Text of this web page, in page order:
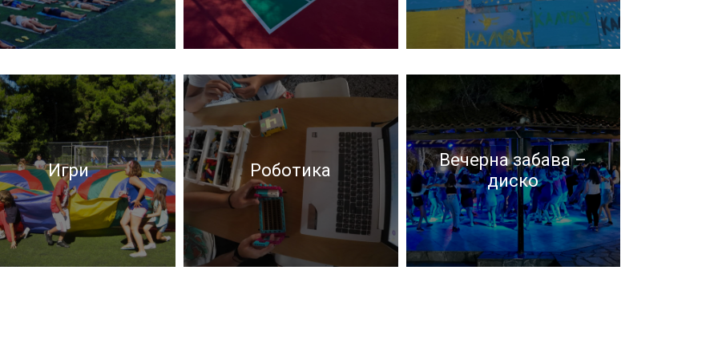
Игри
Игри
Забавни игри и игри со
падобран
Роботика
Роботика
Го истражуваме модерниот
свет на роботиката
Вечерна забава –
диско
Вечерна забава –
диско
Вечерна забава – диско